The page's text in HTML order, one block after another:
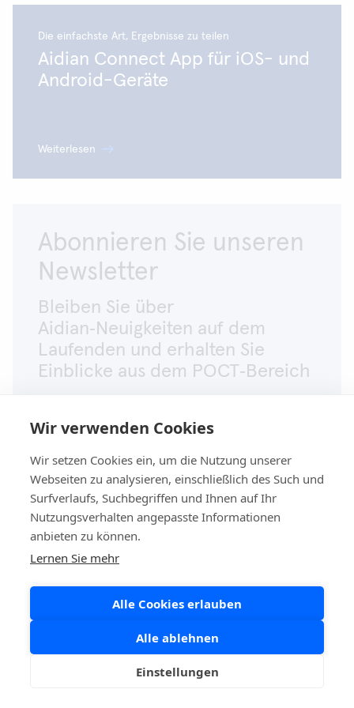
Wir verwenden Cookies
Wir setzen Cookies ein, um die Nutzung unserer
Webseiten zu analysieren, einschließlich des Such und
Surfverlaufs, Suchbegriffen und Ihnen auf Ihr
Nutzungsverhalten angepasste Informationen
anbieten zu können.
Lernen Sie mehr
Alle Cookies erlauben
Alle ablehnen
Einstellungen
Instrument entsorgen.
Weiterlesen:Entsorgung von QuikRead go Plus
Instrument
Die einfachste Art, Ergebnisse zu teilen
Aidian Connect App für iOS- und
Android-Geräte
Weiterlesen
Abonnieren Sie unseren
Newsletter
Bleiben Sie über
Aidian‑Neuigkeiten auf dem
Laufenden und erhalten Sie
Einblicke aus dem POCT‑Bereich
Hier weiter abonnieren
Aidian Germany GmbH
22453 Hamburg